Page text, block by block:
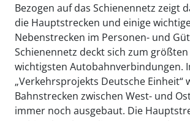
Bezogen auf das Schienennetz zeigt
die Hauptstrecken und einige
Nebenstrecken im Personen- und
Schienennetz deckt sich zum
wichtigsten Autobahnverbindungen.
„Verkehrsprojekts Deutsche Einheit“
Bahnstrecken zwischen West- und
immer noch ausgebaut. Die